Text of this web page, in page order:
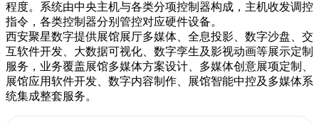
程度。系统由中央主机与各类分项控制器构成，主机收发调控
指令，各类控制器分别管控对应硬件设备。
西安聚星数字提供展馆展厅多媒体、全息投影、数字沙盘、交
互软件开发、大数据可视化、数字孪生及影视动画等展示定制
服务，业务覆盖展馆多媒体方案设计、多媒体创意展项定制、
展馆应用软件开发、数字内容制作、展馆智能中控及多媒体系
统集成整套服务。